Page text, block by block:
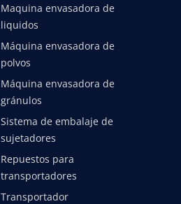
Maquina envasadora de
liquidos
Máquina envasadora de
polvos
Máquina envasadora de
gránulos
Sistema de embalaje de
sujetadores
Repuestos para
transportadores
Transportador